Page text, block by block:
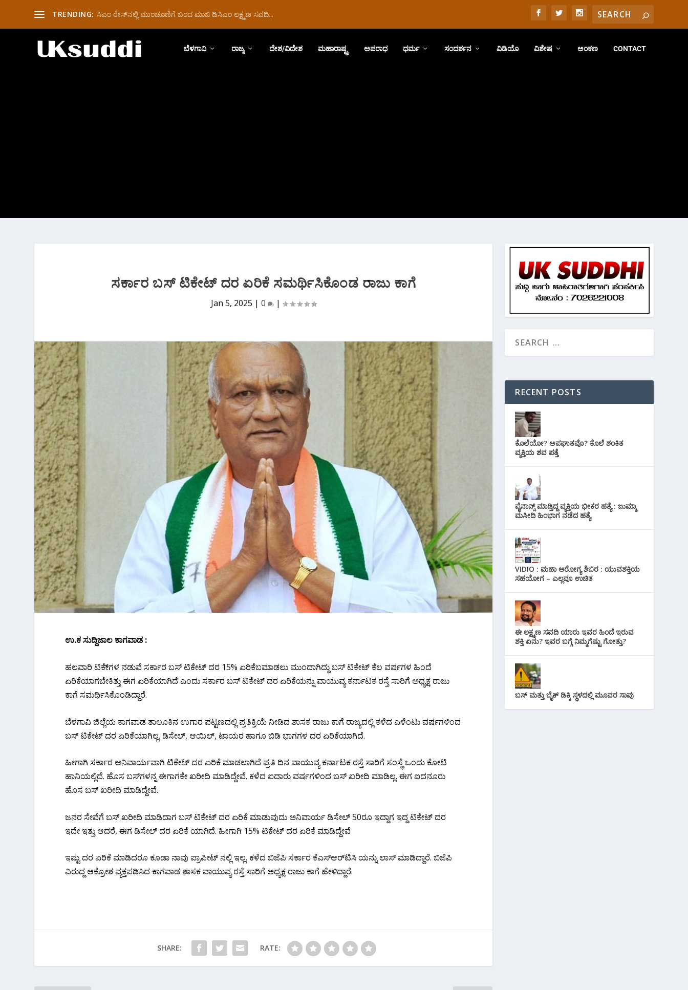
TRENDING: ಸಿಎಂ ರೇಸ್‌ನಲ್ಲಿ ಮುಂಚೂಣಿಗೆ ಬಂದ ಮಾಜಿ ಡಿಸಿಎಂ ಲಕ್ಷ್ಮಣ ಸವದಿ...
ಬೆಳಗಾವಿ ರಾಜ್ಯ ದೇಶ/ವಿದೇಶ ಮಹಾರಾಷ್ಟ್ರ ಅಪರಾಧ ಧರ್ಮ ಸಂದರ್ಶನ ವಿಡಿಯೊ ವಿಶೇಷ ಅಂಕಣ CONTACT
ಸರ್ಕಾರ ಬಸ್ ಟಿಕೇಟ್ ದರ ಏರಿಕೆ ಸಮರ್ಥಿಸಿಕೊಂಡ ರಾಜು ಕಾಗೆ
Jan 5, 2025 | 0 |
ಉ.ಕ ಸುದ್ದಿಜಾಲ ಕಾಗವಾಡ :
ಹಲವಾರಿ ಟಿಕೇ್ಗಳ ನಡುವೆ ಸರ್ಕಾರ ಬಸ್ ಟಿಕೇಟ್ ದರ 15% ಏರಿಕೆಬಮಾಡಲು ಮುಂದಾಗಿದ್ದು ಬಸ್ ಟಿಕೇಟ್ ಕೆಲ ವರ್ಷಗಳ ಹಿಂದೆ
ಏರಿಕೆಯಾಗಬೇಕಿತ್ತು ಈಗ ಏರಿಕೆಯಾಗಿದೆ ಎಂದು ಸರ್ಕಾರ ಬಸ್ ಟಿಕೇಟ್ ದರ ಏರಿಕೆಯನ್ನು ವಾಯುವ್ಯ ಕರ್ನಾಟಕ ರಸ್ತೆ ಸಾರಿಗೆ ಅಧ್ಯಕ್ಷ ರಾಜು
ಕಾಗೆ ಸಮರ್ಥಿಸಿಕೊಂಡಿದ್ದಾರೆ.
ಬೆಳಗಾವಿ‌ ಜಿಲ್ಲೆಯ ಕಾಗವಾಡ ತಾಲೂಕಿನ ಉಗಾರ ಪಟ್ಟಣದಲ್ಲಿ ಪ್ರತಿಕ್ರಿಯೆ ನೀಡಿದ ಶಾಸಕ ರಾಜು ಕಾಗೆ ರಾಜ್ಯದಲ್ಲಿ ಕಳೆದ ಎಳೆಂಟು ವರ್ಷಗಳಿಂದ
ಬಸ್ ಟಿಕೇಟ್ ದರ ಏರಿಕೆಯಾಗಿಲ್ಲ. ಡಿಸೇಲ್, ಆಯಿಲ್, ಟಾಯರ ಹಾಗೂ ಬಿಡಿ ಭಾಗಗಳ ದರ ಏರಿಕೆಯಾಗಿದೆ.
ಹೀಗಾಗಿ ಸರ್ಕಾರ ಅನಿವಾರ್ಯವಾಗಿ ಟಿಕೇಟ್ ದರ ಏರಿಕೆ ಮಾಡಲಾಗಿದೆ ಪ್ರತಿ ದಿನ ವಾಯುವ್ಯ ಕರ್ನಾಟಕ ರಸ್ತೆ ಸಾರಿಗೆ ಸಂಸ್ಥೆ ಒಂದು ಕೋಟಿ
ಹಾನಿಯಲ್ಲಿದೆ. ಹೊಸ ಬಸ್‌ಗಳನ್ನ ಈಗಾಗಕೇ ಖರೀದಿ ಮಾಡಿದ್ದೇವೆ. ಕಳೆದ ಐದಾರು ವರ್ಷಗಳಿಂದ ಬಸ್ ಖರೀದಿ ಮಾಡಿಲ್ಲ. ಈಗ ಐದನೂರು
ಹೊಸ ಬಸ್ ಖರೀದಿ ಮಾಡಿದ್ದೇವೆ.
ಜನರ ಸೇವೆಗೆ ಬಸ್ ಖರೀದಿ ಮಾಡಿದಾಗ ಬಸ್ ಟಿಕೇಟ್ ದರ ಏರಿಕೆ ಮಾಡುವುದು ಅನಿವಾರ್ಯ ಡಿಸೇಲ್ 50ರೂ ಇದ್ದಾಗ ಇದ್ದ ಟಿಕೇಟ್ ದರ
ಇದೇ ಇತ್ತು ಆದರೆ, ಈಗ ಡಿಸೇಲ್ ದರ ಏರಿಕೆ ಯಾಗಿದೆ. ಹೀಗಾಗಿ 15% ಟಿಕೇಟ್ ದರ ಏರಿಕೆ ಮಾಡಿದ್ದೇವೆ
ಇಷ್ಟು ದರ ಏರಿಕೆ ಮಾಡಿದರೂ ಕೂಡಾ ನಾವು ಪ್ರಾಪೀಟ್ ನಲ್ಲಿ ಇಲ್ಲ. ಕಳೆದ ಬಿಜೆಪಿ ಸರ್ಕಾರ ಕೆಎಸ್‌ಆರ್‌ಟಿಸಿ ಯನ್ನು ಲಾಸ್ ಮಾಡಿದ್ದಾರೆ. ಬಿಜೆಪಿ
ವಿರುದ್ದ ಆಕ್ರೋಶ ವ್ಯಕ್ತಪಡಿಸಿದ ಕಾಗವಾಡ ಶಾಸಕ ವಾಯುವ್ಯ ರಸ್ತೆ ಸಾರಿಗೆ ಅಧ್ಯಕ್ಷ ರಾಜು ಕಾಗೆ ಹೇಳಿದ್ದಾರೆ.
SHARE: RATE:
RECENT POSTS
ಕೊಲೆಯೋ? ಅಪಘಾತವೊ? ಕೊಲೆ ಶಂಕಿತ
ವ್ಯಕ್ತಿಯ ಶವ ಪತ್ತೆ
ಪೈನಾನ್ಸ್ ಮಾಡ್ತಿದ್ದ ವ್ಯಕ್ತಿಯ ಭೀಕರ‌ ಹತ್ಯೆ : ಜುಮ್ಮಾ
ಮಸೀದಿ ಹಿಂಭಾಗ ನಡೆದ ಹತ್ಯೆ
VIDIO : ಮಹಾ ಆರೋಗ್ಯ ಶಿಬಿರ : ಯುವಶಕ್ತಿಯ
ಸಹಯೋಗ – ಎಲ್ಲವೂ ಉಚಿತ
ಈ ಲಕ್ಷ್ಮಣ ಸವದಿ ಯಾರು ಇವರ ಹಿಂದೆ ಇರುವ
ಶಕ್ತಿ ಏನು? ಇವರ ಬಗ್ಗೆ ನಿಮ್ಮಗೆಷ್ಟು ಗೋತ್ತು?
ಬಸ್ ಮತ್ತು ಬೈಕ್ ಡಿಕ್ಕಿ ಸ್ಥಳದಲ್ಲಿ ಮೂವರ ಸಾವು